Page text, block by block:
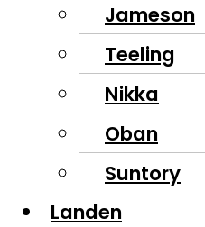
Jameson
Teeling
Nikka
Oban
Suntory
Landen